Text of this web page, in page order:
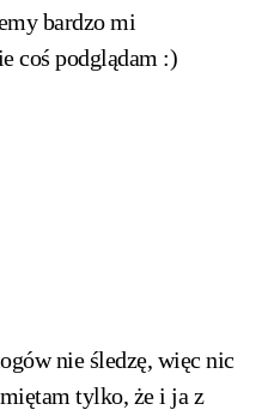
bardzo mi
coś podglądam :)
nie śledzę, więc nic
tylko, że i ja z